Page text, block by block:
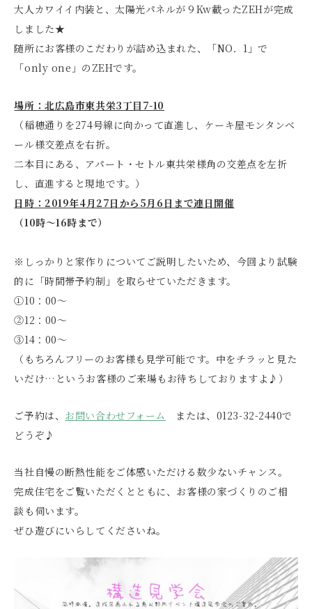
大人カワイイ内装と、太陽光パネルが９Kw載ったZEHが完成
しました★
随所にお客様のこだわりが詰め込まれた、「NO．1」で
「only one」のZEHです。
場所：北広島市東共栄3丁目7-10
（稲穂通りを274号線に向かって直進し、ケーキ屋モンタンベ
ール様交差点を右折。
二本目にある、アパート・セトル東共栄様角の交差点を左折
し、直進すると現地です。）
日時：2019年4月27日から5月6日まで連日開催
（10時～16時まで）
※しっかりと家作りについてご説明したいため、今回より試験
的に「時間帯予約制」を取らせていただきます。
①10：00～
②12：00～
③14：00～
（もちろんフリーのお客様も見学可能です。中をチラッと見た
いだけ…というお客様のご来場もお待ちしておりますよ♪）
ご予約は、 お問い合わせフォーム
または、0123-32-2440で
どうぞ♪
当社自慢の断熱性能をご体感いただける数少ないチャンス。
完成住宅をご覧いただくとともに、お客様の家づくりのご相
談も伺います。
ぜひ遊びにいらしてくださいね。